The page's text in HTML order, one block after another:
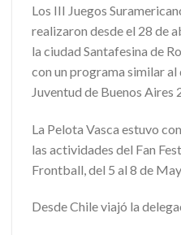
Los III Juegos
realizaron desde el 28 de
la ciudad Santafesina de
con un programa similar
Juventud de Buenos Aires
La Pelota Vasca estuvo
las actividades del Fan
Frontball, del 5 al 8 de
Desde Chile viajó la